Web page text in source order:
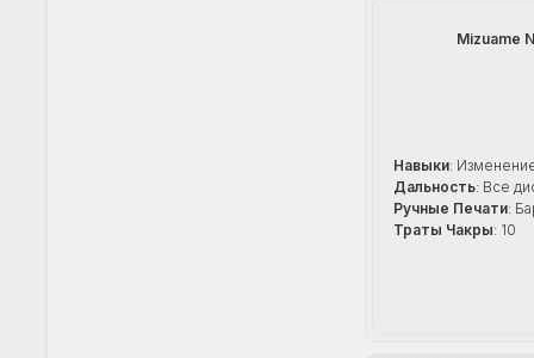
Mizuame
Навыки:
Дальность: Все
Ручные Печати:
Траты Чакры: 10